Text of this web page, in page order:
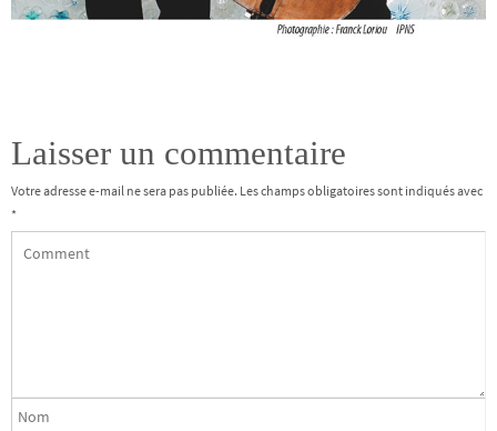
Laisser un commentaire
Votre adresse e-mail ne sera pas publiée. Les champs obligatoires sont indiqués avec
*